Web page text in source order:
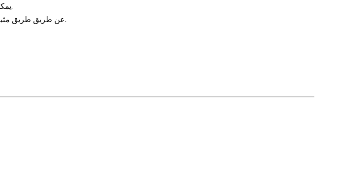
يمكن قلب لوحة التوزيع ، ويمكن وضع كابل التغذية بواسطة منفذ التعبير ، وسهل الصيانة والتركيب.
يمكن تثبيت Box عن طريق طريق مثبت على الحائط ، ومثبتة ، ومثبتة جويًا ، ومناسبة للاستخدام الداخلي والخارجي.